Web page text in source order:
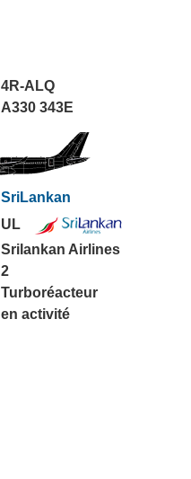
4R-ALQ
A330 343E
SriLankan
UL
Srilankan Airlines
2
Turboréacteur
en activité